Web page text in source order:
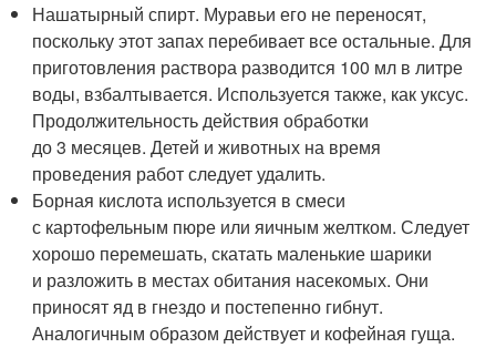
Нашатырный спирт. Муравьи его не переносят,
поскольку этот запах перебивает все остальные. Для
приготовления раствора разводится 100 мл в литре
воды, взбалтывается. Используется также, как уксус.
Продолжительность действия обработки
до 3 месяцев. Детей и животных на время
проведения работ следует удалить.
Борная кислота используется в смеси
с картофельным пюре или яичным желтком. Следует
хорошо перемешать, скатать маленькие шарики
и разложить в местах обитания насекомых. Они
приносят яд в гнездо и постепенно гибнут.
Аналогичным образом действует и кофейная гуща.